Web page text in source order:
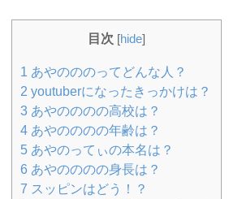
目次 [hide]
1 あやのののってどんな人？
2 youtuberになったきっかけは？
3 あやのののの高校は？
4 あやのののの年齢は？
5 あやのってぃの本名は？
6 あやのののの身長は？
7 スッピンはどう！？